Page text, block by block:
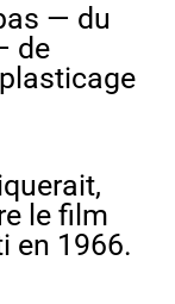
— du
de
le film
en 1966.